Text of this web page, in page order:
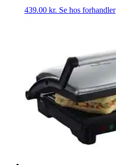
439.00 kr. Se hos forhandler